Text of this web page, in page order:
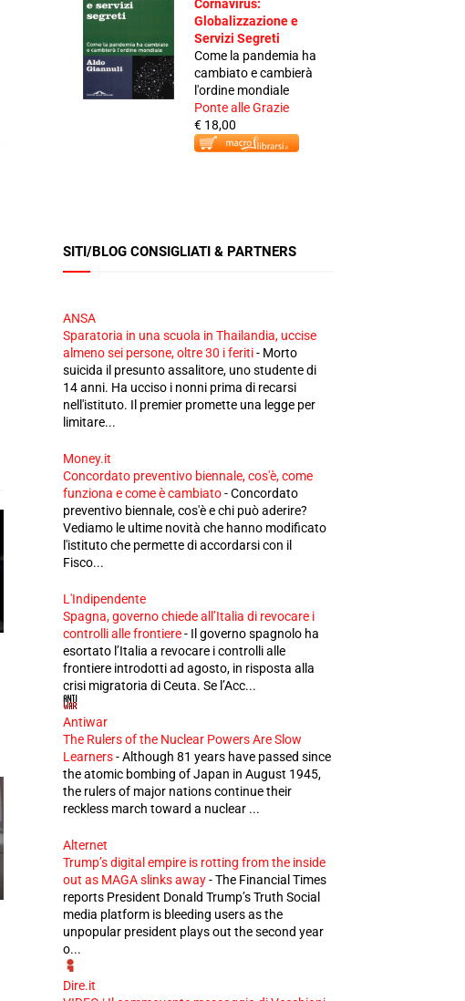
Cornavirus:
Globalizzazione e
Servizi Segreti
Come la pandemia ha
cambiato e cambierà
l'ordine mondiale
Ponte alle Grazie
€ 18,00
SITI/BLOG CONSIGLIATI & PARTNERS
ANSA
Sparatoria in una scuola in Thailandia, uccise
almeno sei persone, oltre 30 i feriti- Morto
suicida il presunto assalitore, uno studente di
14 anni. Ha ucciso i nonni prima di recarsi
nell'istituto. Il premier promette una legge per
limitare...
Money.it
Concordato preventivo biennale, cos'è, come
funziona e come è cambiato-Concordato
preventivo biennale, cos'è e chi può aderire?
Vediamo le ultime novità che hanno modificato
l'istituto che permette di accordarsi con il
Fisco...
L'Indipendente
Spagna, governo chiede all’Italia di revocare i
controlli alle frontiere- Il governo spagnolo ha
esortato l’Italia a revocare i controlli alle
frontiere introdotti ad agosto, in risposta alla
crisi migratoria di Ceuta. Se l’Acc...
Antiwar
The Rulers of the Nuclear Powers Are Slow
Learners-Although 81 years have passed since
the atomic bombing of Japan in August 1945,
the rulers of major nations continue their
reckless march toward a nuclear ...
Alternet
Trump’s digital empire is rotting from the inside
out as MAGA slinks away-The Financial Times
reports President Donald Trump’s Truth Social
media platform is bleeding users as the
unpopular president plays out the second year
o...
Dire.it